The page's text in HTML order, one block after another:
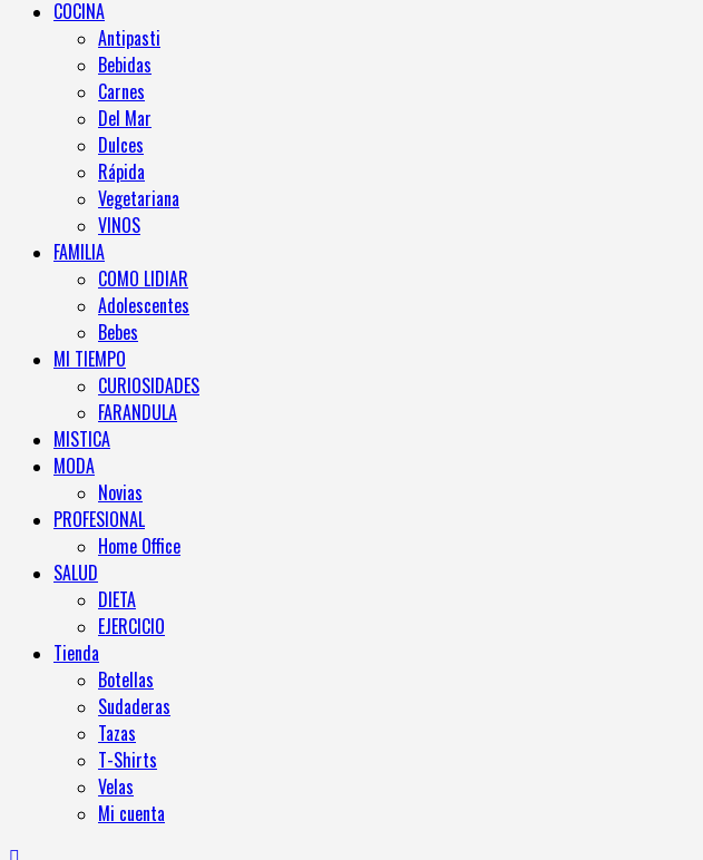
COCINA
Antipasti
Bebidas
Carnes
Del Mar
Dulces
Rápida
Vegetariana
VINOS
FAMILIA
COMO LIDIAR
Adolescentes
Bebes
MI TIEMPO
CURIOSIDADES
FARANDULA
MISTICA
MODA
Novias
PROFESIONAL
Home Office
SALUD
DIETA
EJERCICIO
Tienda
Botellas
Sudaderas
Tazas
T-Shirts
Velas
Mi cuenta